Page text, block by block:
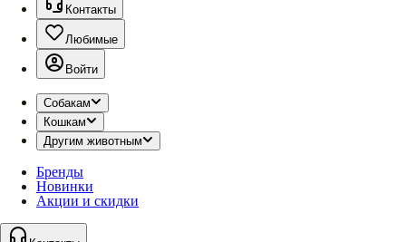
Контакты
Любимые
Войти
Собакам
Кошкам
Другим животным
Бренды
Новинки
Акции и скидки